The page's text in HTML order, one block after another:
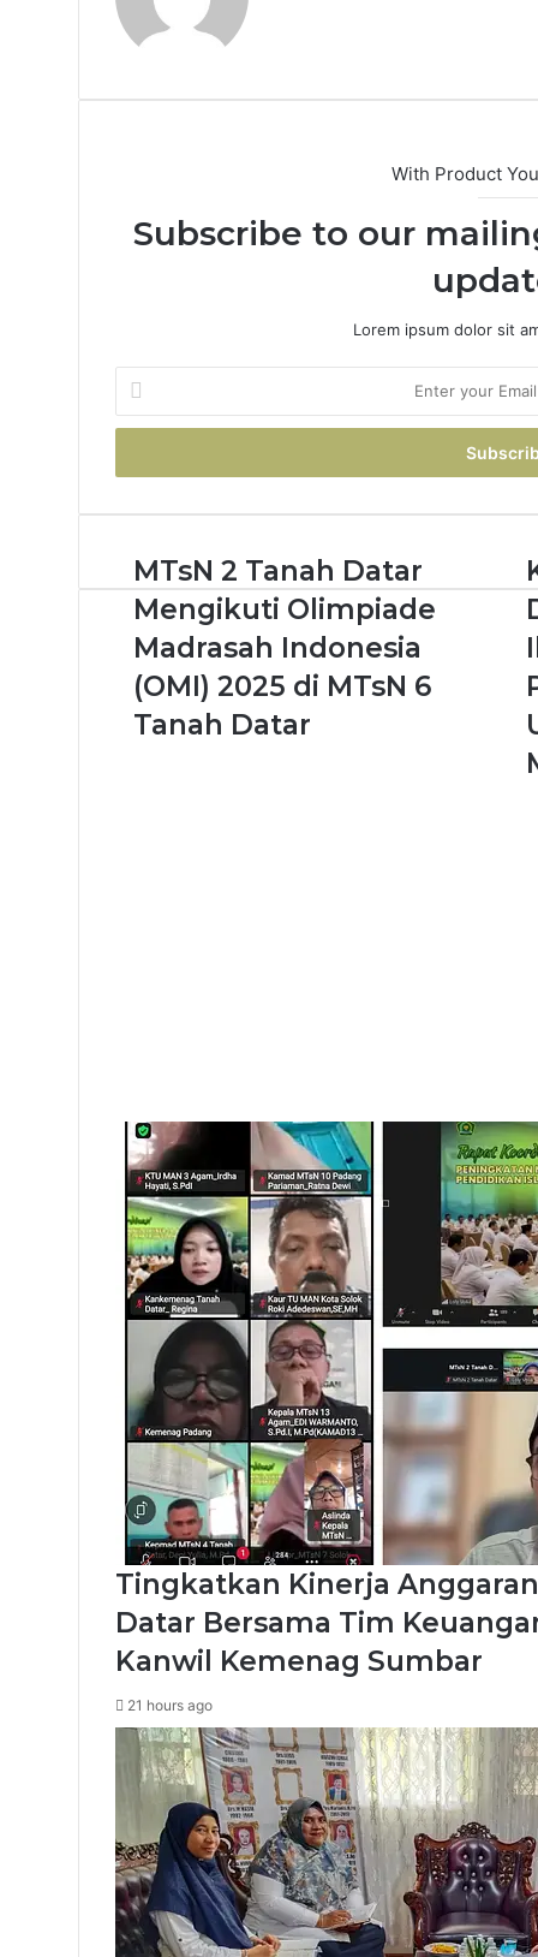
With Product
Subscribe to our
Lorem ipsum dolor sit
your
Email
MTsN 2 Tanah Datar
Mengikuti Olimpiade
Madrasah Indonesia
(OMI) 2025 di MTsN 6
Tanah Datar
Tingkatkan Kinerja
Datar Bersama Tim
Kanwil Kemenag Sumbar
21 hours ago